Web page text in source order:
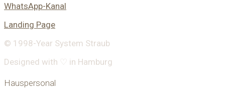
WhatsApp-Kanal
Landing Page
© 1998-Year System Straub
Designed with ♡ in Hamburg
Hauspersonal